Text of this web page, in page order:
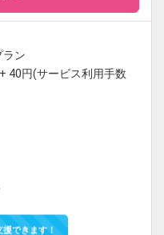
ラン
40円(サービス利用手数
援できます！